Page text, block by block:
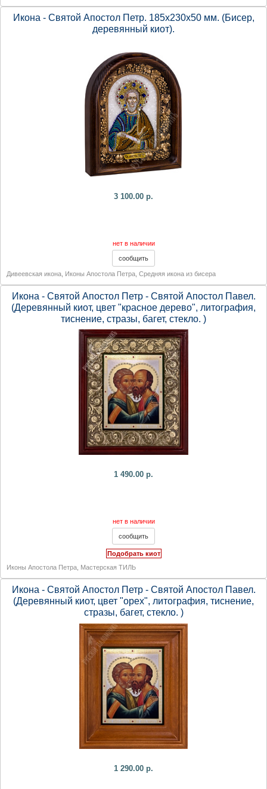
Икона - Святой Апостол Петр. 185х230х50 мм. (Бисер,
деревянный киот).
3 100.00 р.
нет в наличии
Дивеевская икона Иконы Апостола Петра Средняя икона из бисера
Икона - Святой Апостол Петр - Святой Апостол Павел.
(Деревянный киот, цвет "красное дерево", литография,
тиснение, стразы, багет, стекло. )
1 490.00 р.
нет в наличии
Подобрать киот
Иконы Апостола Петра
Мастерская ТИЛЬ
Икона - Святой Апостол Петр - Святой Апостол Павел.
(Деревянный киот, цвет "орех", литография, тиснение,
стразы, багет, стекло. )
1 290.00 р.